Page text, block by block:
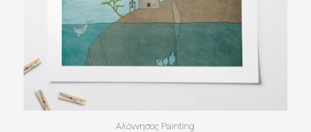
Αλόννησος Painting